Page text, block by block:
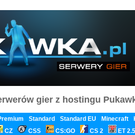
gier z hostingu
Standard Standard EU Minecraft
CZ CSS CS:GO CS 2
ET